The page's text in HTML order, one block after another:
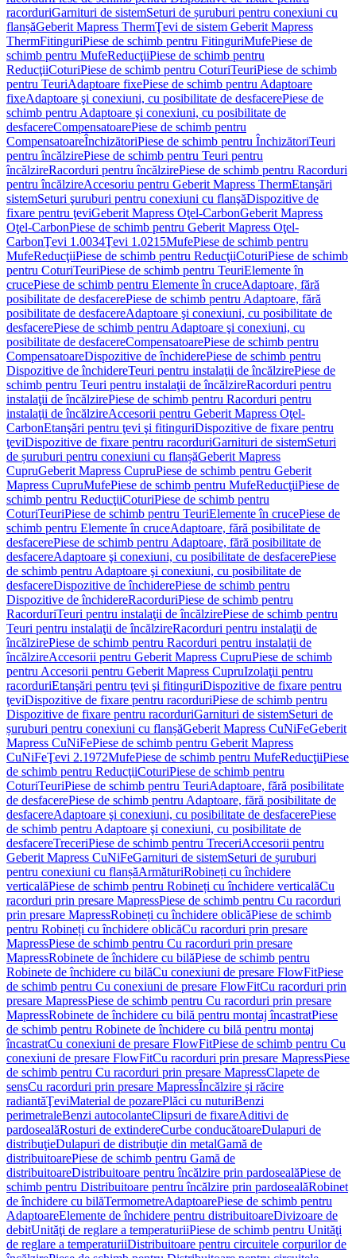
racorduriGarnituri de sistemSeturi de șuruburi pentru conexiuni cu
flanșăGeberit Mapress ThermŢevi de sistem Geberit Mapress
ThermFitinguriPiese de schimb pentru FitinguriMufePiese de
schimb pentru MufeReducţiiPiese de schimb pentru
ReducţiiCoturiPiese de schimb pentru CoturiTeuriPiese de schimb
pentru TeuriAdaptoare fixePiese de schimb pentru Adaptoare
fixeAdaptoare şi conexiuni, cu posibilitate de desfacerePiese de
schimb pentru Adaptoare şi conexiuni, cu posibilitate de
desfacereCompensatoarePiese de schimb pentru
CompensatoareÎnchizătoriPiese de schimb pentru ÎnchizătoriTeuri
pentru încălzirePiese de schimb pentru Teuri pentru
încălzireRacorduri pentru încălzirePiese de schimb pentru Racorduri
pentru încălzireAccesoriu pentru Geberit Mapress ThermEtanşări
sistemSeturi şuruburi pentru conexiuni cu flanşăDispozitive de
fixare pentru ţeviGeberit Mapress Oţel-CarbonGeberit Mapress
Oţel-CarbonPiese de schimb pentru Geberit Mapress Oţel-
CarbonŢevi 1.0034Ţevi 1.0215MufePiese de schimb pentru
MufeReducţiiPiese de schimb pentru ReducţiiCoturiPiese de schimb
pentru CoturiTeuriPiese de schimb pentru TeuriElemente în
crucePiese de schimb pentru Elemente în cruceAdaptoare, fără
posibilitate de desfacerePiese de schimb pentru Adaptoare, fără
posibilitate de desfacereAdaptoare şi conexiuni, cu posibilitate de
desfacerePiese de schimb pentru Adaptoare şi conexiuni, cu
posibilitate de desfacereCompensatoarePiese de schimb pentru
CompensatoareDispozitive de închiderePiese de schimb pentru
Dispozitive de închidereTeuri pentru instalaţii de încălzirePiese de
schimb pentru Teuri pentru instalaţii de încălzireRacorduri pentru
instalaţii de încălzirePiese de schimb pentru Racorduri pentru
instalaţii de încălzireAccesorii pentru Geberit Mapress Oţel-
CarbonEtanşări pentru ţevi şi fitinguriDispozitive de fixare pentru
ţeviDispozitive de fixare pentru racorduriGarnituri de sistemSeturi
de șuruburi pentru conexiuni cu flanșăGeberit Mapress
CupruGeberit Mapress CupruPiese de schimb pentru Geberit
Mapress CupruMufePiese de schimb pentru MufeReducţiiPiese de
schimb pentru ReducţiiCoturiPiese de schimb pentru
CoturiTeuriPiese de schimb pentru TeuriElemente în crucePiese de
schimb pentru Elemente în cruceAdaptoare, fără posibilitate de
desfacerePiese de schimb pentru Adaptoare, fără posibilitate de
desfacereAdaptoare şi conexiuni, cu posibilitate de desfacerePiese
de schimb pentru Adaptoare şi conexiuni, cu posibilitate de
desfacereDispozitive de închiderePiese de schimb pentru
Dispozitive de închidereRacorduriPiese de schimb pentru
RacorduriTeuri pentru instalaţii de încălzirePiese de schimb pentru
Teuri pentru instalaţii de încălzireRacorduri pentru instalaţii de
încălzirePiese de schimb pentru Racorduri pentru instalaţii de
încălzireAccesorii pentru Geberit Mapress CupruPiese de schimb
pentru Accesorii pentru Geberit Mapress CupruIzolaţii pentru
racorduriEtanşări pentru ţevi şi fitinguriDispozitive de fixare pentru
ţeviDispozitive de fixare pentru racorduriPiese de schimb pentru
Dispozitive de fixare pentru racorduriGarnituri de sistemSeturi de
șuruburi pentru conexiuni cu flanșăGeberit Mapress CuNiFeGeberit
Mapress CuNiFePiese de schimb pentru Geberit Mapress
CuNiFeŢevi 2.1972MufePiese de schimb pentru MufeReducţiiPiese
de schimb pentru ReducţiiCoturiPiese de schimb pentru
CoturiTeuriPiese de schimb pentru TeuriAdaptoare, fără posibilitate
de desfacerePiese de schimb pentru Adaptoare, fără posibilitate de
desfacereAdaptoare şi conexiuni, cu posibilitate de desfacerePiese
de schimb pentru Adaptoare şi conexiuni, cu posibilitate de
desfacereTreceriPiese de schimb pentru TreceriAccesorii pentru
Geberit Mapress CuNiFeGarnituri de sistemSeturi de șuruburi
pentru conexiuni cu flanșăArmăturiRobineți cu închidere
verticalăPiese de schimb pentru Robineți cu închidere verticalăCu
racorduri prin presare MapressPiese de schimb pentru Cu racorduri
prin presare MapressRobineți cu închidere oblicăPiese de schimb
pentru Robineți cu închidere oblicăCu racorduri prin presare
MapressPiese de schimb pentru Cu racorduri prin presare
MapressRobinete de închidere cu bilăPiese de schimb pentru
Robinete de închidere cu bilăCu conexiuni de presare FlowFitPiese
de schimb pentru Cu conexiuni de presare FlowFitCu racorduri prin
presare MapressPiese de schimb pentru Cu racorduri prin presare
MapressRobinete de închidere cu bilă pentru montaj încastratPiese
de schimb pentru Robinete de închidere cu bilă pentru montaj
încastratCu conexiuni de presare FlowFitPiese de schimb pentru Cu
conexiuni de presare FlowFitCu racorduri prin presare MapressPiese
de schimb pentru Cu racorduri prin presare MapressClapete de
sensCu racorduri prin presare MapressÎncălzire și răcire
radiantăŢeviMaterial de pozarePlăci cu nuturiBenzi
perimetraleBenzi autocolanteClipsuri de fixareAditivi de
pardosealăRosturi de extindereCurbe conducătoareDulapuri de
distribuţieDulapuri de distribuţie din metalGamă de
distribuitoarePiese de schimb pentru Gamă de
distribuitoareDistribuitoare pentru încălzire prin pardosealăPiese de
schimb pentru Distribuitoare pentru încălzire prin pardosealăRobinet
de închidere cu bilăTermometreAdaptoarePiese de schimb pentru
AdaptoareElemente de închidere pentru distribuitoareDivizoare de
debitUnităţi de reglare a temperaturiiPiese de schimb pentru Unităţi
de reglare a temperaturiiDistribuitoare pentru circuitele corpurilor de